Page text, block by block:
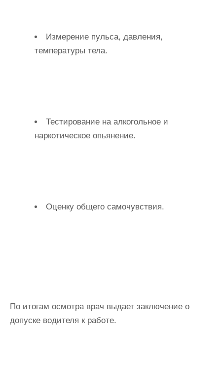
Измерение пульса, давления,
температуры тела.
Тестирование на алкогольное и
наркотическое опьянение.
Оценку общего самочувствия.
По итогам осмотра врач выдает заключение о
допуске водителя к работе.